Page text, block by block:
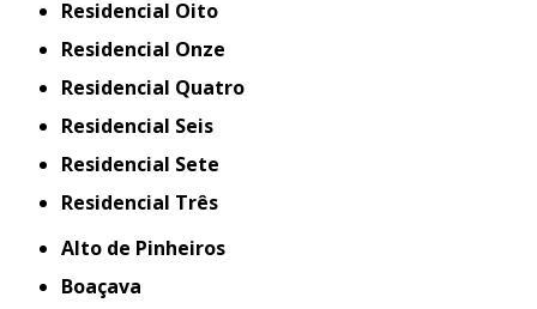
Residencial Oito
Residencial Onze
Residencial Quatro
Residencial Seis
Residencial Sete
Residencial Três
Alto de Pinheiros
Boaçava